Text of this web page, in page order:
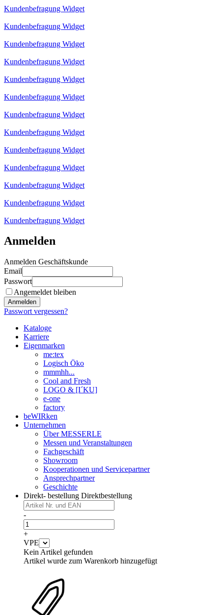
Kundenbefragung Widget
Kundenbefragung Widget
Kundenbefragung Widget
Kundenbefragung Widget
Kundenbefragung Widget
Kundenbefragung Widget
Kundenbefragung Widget
Kundenbefragung Widget
Kundenbefragung Widget
Kundenbefragung Widget
Kundenbefragung Widget
Kundenbefragung Widget
Kundenbefragung Widget
Anmelden
Anmelden Geschäftskunde
Email
Passwort
Angemeldet bleiben
Anmelden
Passwort vergessen?
Kataloge
Karriere
Eigenmarken
me:tex
Logisch Öko
mmmhh...
Cool and Fresh
LOGO & [I´KU]
e-one
factory
beWIRken
Unternehmen
Über MESSERLE
Messen und Veranstaltungen
Fachgeschäft
Showroom
Kooperationen und Servicepartner
Ansprechpartner
Geschichte
Direkt- bestellung Direktbestellung
-
+
VPE
Kein Artikel gefunden
Artikel wurde zum Warenkorb hinzugefügt